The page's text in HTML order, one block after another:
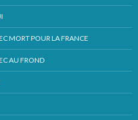
MORT POUR LA FRANCE
AU FROND